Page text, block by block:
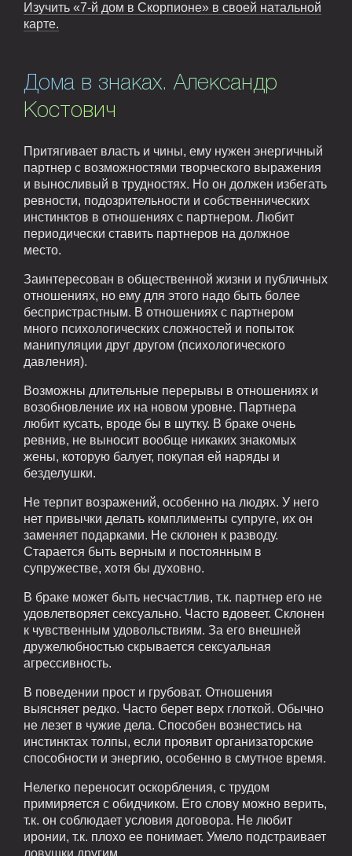
Изучить «7-й дом в Скорпионе» в своей натальной
карте.
Дома в знаках. Александр
Костович
Притягивает власть и чины, ему нужен энергичный
партнер с возможностями творческого выражения
и выносливый в трудностях. Но он должен избегать
ревности, подозрительности и собственнических
инстинктов в отношениях с партнером. Любит
периодически ставить партнеров на должное
место.
Заинтересован в общественной жизни и публичных
отношениях, но ему для этого надо быть более
беспристрастным. В отношениях с партнером
много психологических сложностей и попыток
манипуляции друг другом (психологического
давления).
Возможны длительные перерывы в отношениях и
возобновление их на новом уровне. Партнера
любит кусать, вроде бы в шутку. В браке очень
ревнив, не выносит вообще никаких знакомых
жены, которую балует, покупая ей наряды и
безделушки.
Не терпит возражений, особенно на людях. У него
нет привычки делать комплименты супруге, их он
заменяет подарками. Не склонен к разводу.
Старается быть верным и постоянным в
супружестве, хотя бы духовно.
В браке может быть несчастлив, т.к. партнер его не
удовлетворяет сексуально. Часто вдовеет. Склонен
к чувственным удовольствиям. За его внешней
дружелюбностью скрывается сексуальная
агрессивность.
В поведении прост и грубоват. Отношения
выясняет редко. Часто берет верх глоткой. Обычно
не лезет в чужие дела. Способен вознестись на
инстинктах толпы, если проявит организаторские
способности и энергию, особенно в смутное время.
Нелегко переносит оскорбления, с трудом
примиряется с обидчиком. Его слову можно верить,
т.к. он соблюдает условия договора. Не любит
иронии, т.к. плохо ее понимает. Умело подстраивает
ловушки другим.